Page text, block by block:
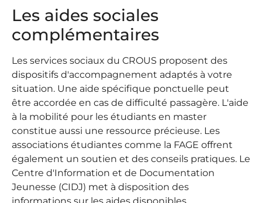
Les aides sociales
complémentaires
Les services sociaux du CROUS proposent des
dispositifs d'accompagnement adaptés à votre
situation. Une aide spécifique ponctuelle peut
être accordée en cas de difficulté passagère. L'aide
à la mobilité pour les étudiants en master
constitue aussi une ressource précieuse. Les
associations étudiantes comme la FAGE offrent
également un soutien et des conseils pratiques. Le
Centre d'Information et de Documentation
Jeunesse (CIDJ) met à disposition des